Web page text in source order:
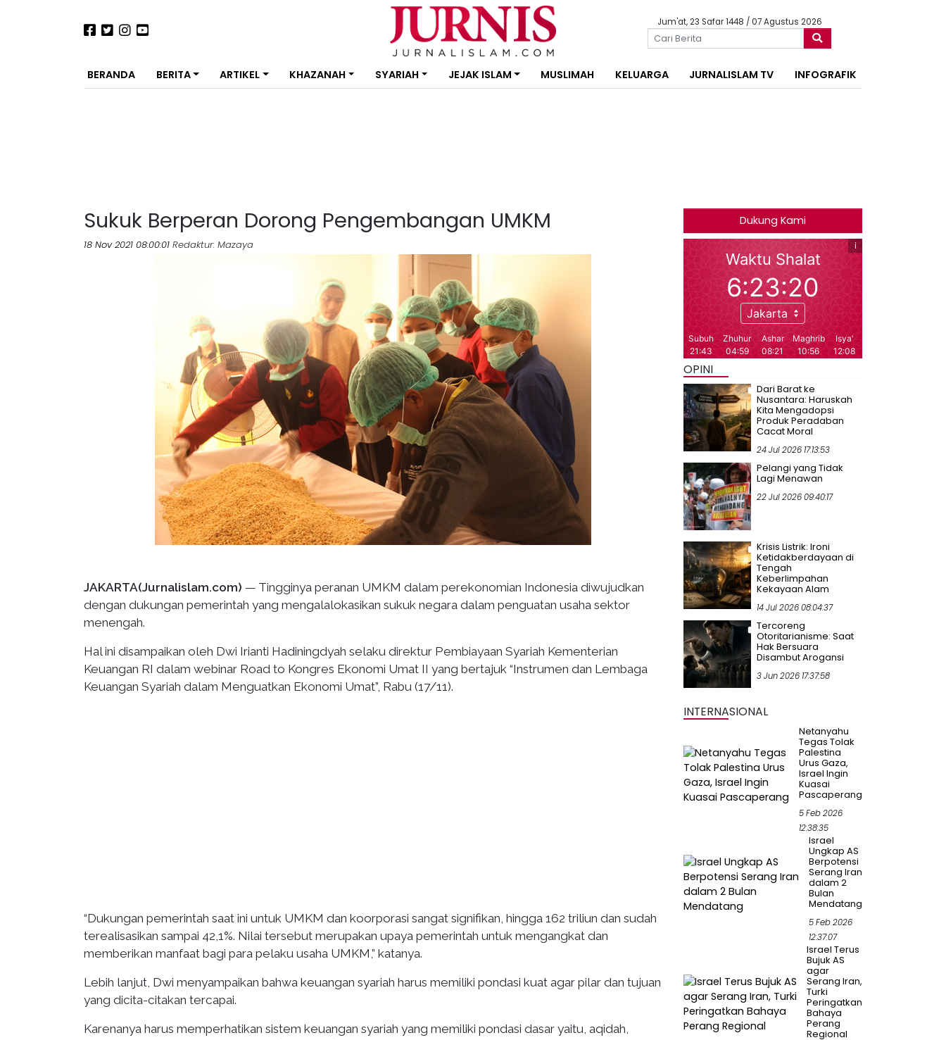
Jum'at, 23 Safar 1448 / 07 Agustus 2026
BERANDA BERITA ARTIKEL KHAZANAH SYARIAH JEJAK ISLAM MUSLIMAH KELUARGA JURNALISLAM TV INFOGRAFIK
Sukuk Berperan Dorong Pengembangan UMKM
18 Nov 2021 08:00:01 Redaktur: Mazaya
JAKARTA(Jurnalislam.com) — Tingginya peranan UMKM dalam perekonomian Indonesia diwujudkan
dengan dukungan pemerintah yang mengalalokasikan sukuk negara dalam penguatan usaha sektor
menengah.
Hal ini disampaikan oleh Dwi Irianti Hadiningdyah selaku direktur Pembiayaan Syariah Kementerian
Keuangan RI dalam webinar Road to Kongres Ekonomi Umat II yang bertajuk “Instrumen dan Lembaga
Keuangan Syariah dalam Menguatkan Ekonomi Umat”, Rabu (17/11).
“Dukungan pemerintah saat ini untuk UMKM dan koorporasi sangat signifikan, hingga 162 triliun dan sudah
terealisasikan sampai 42,1%. Nilai tersebut merupakan upaya pemerintah untuk mengangkat dan
memberikan manfaat bagi para pelaku usaha UMKM,” katanya.
Lebih lanjut, Dwi menyampaikan bahwa keuangan syariah harus memiliki pondasi kuat agar pilar dan tujuan
yang dicita-citakan tercapai.
Karenanya harus memperhatikan sistem keuangan syariah yang memiliki pondasi dasar yaitu, aqidah,
Dukung Kami
OPINI
Dari Barat ke
Nusantara: Haruskah
Kita Mengadopsi
Produk Peradaban
Cacat Moral
24 Jul 2026 17:13:53
Pelangi yang Tidak
Lagi Menawan
22 Jul 2026 09:40:17
Krisis Listrik: Ironi
Ketidakberdayaan di
Tengah
Keberlimpahan
Kekayaan Alam
14 Jul 2026 08:04:37
Tercoreng
Otoritarianisme: Saat
Hak Bersuara
Disambut Arogansi
3 Jun 2026 17:37:58
INTERNASIONAL
Netanyahu
Tegas Tolak
Palestina
Urus Gaza,
Israel Ingin
Kuasai
Pascaperang
5 Feb 2026
12:38:35
Israel
Ungkap AS
Berpotensi
Serang Iran
dalam 2
Bulan
Mendatang
5 Feb 2026
12:37:07
Israel Terus
Bujuk AS
agar
Serang Iran,
Turki
Peringatkan
Bahaya
Perang
Regional